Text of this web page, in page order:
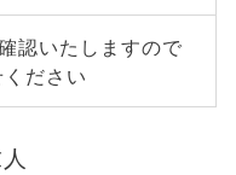
認いたしますので
ださい